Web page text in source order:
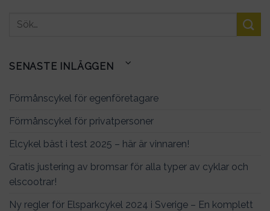
SENASTE INLÄGGEN
Förmånscykel för egenföretagare
Förmånscykel för privatpersoner
Elcykel bäst i test 2025 – här är vinnaren!
Gratis justering av bromsar för alla typer av cyklar och
elscootrar!
Ny regler för Elsparkcykel 2024 i Sverige – En komplett